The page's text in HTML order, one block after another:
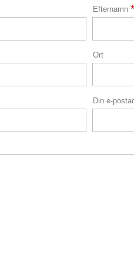
Efternamn *
Ort
Din e-